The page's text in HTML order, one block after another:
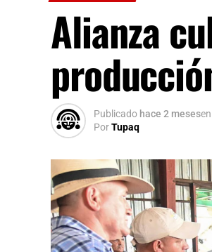
Alianza
Publicado hace 2 mesesen
PorTupaq